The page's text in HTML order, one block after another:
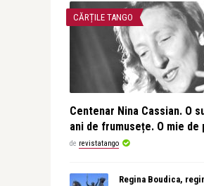
CĂRȚILE TANGO
Centenar Nina Cassian. O
ani de frumusețe. O mie de
de revistatango
Regina Boudica,